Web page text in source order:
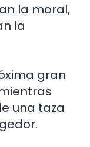
la moral,
la
gran
una taza